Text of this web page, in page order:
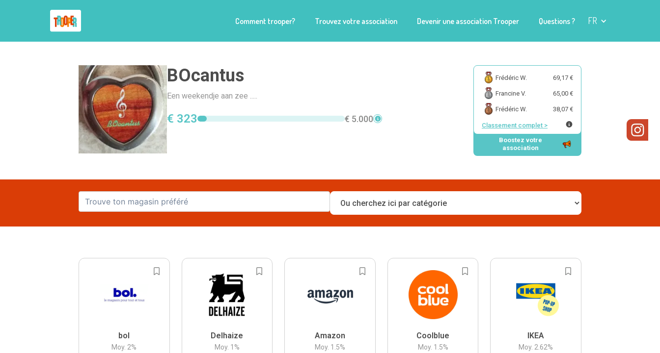
Comment trooper? Trouvez votre association Devenir une association Trooper Questions ? FR
BOcantus
Een weekendje aan zee .....
€ 323 € 5.000
Frédéric W. 69,17 €
Francine V. 65,00 €
Frédéric W. 38,07 €
Classement complet >
Boostez votre
association
bol
Moy. 2%
Delhaize
Moy. 1 %
Amazon
Moy. 1.5%
Coolblue
Moy. 1.5%
IKEA
Moy. 2.62%